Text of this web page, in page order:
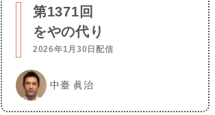
第1371回
をやの代り
2026年1月30日配信
中臺 眞治